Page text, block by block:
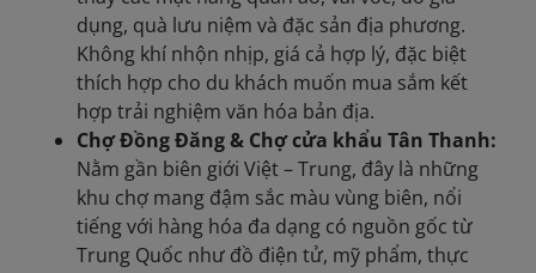
dụng, quà lưu niệm và đặc sản địa phương.
Không khí nhộn nhịp, giá cả hợp lý, đặc biệt
thích hợp cho du khách muốn mua sắm kết
hợp trải nghiệm văn hóa bản địa.
Chợ Đồng Đăng & Chợ cửa khẩu Tân Thanh:
Nằm gần biên giới Việt – Trung, đây là những
khu chợ mang đậm sắc màu vùng biên, nổi
tiếng với hàng hóa đa dạng có nguồn gốc từ
Trung Quốc như đồ điện tử, mỹ phẩm, thực